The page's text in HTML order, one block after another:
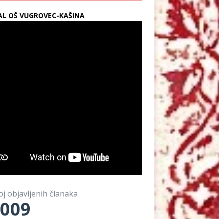
OŠ VUGROVEC-KAŠINA
objavljenih članaka